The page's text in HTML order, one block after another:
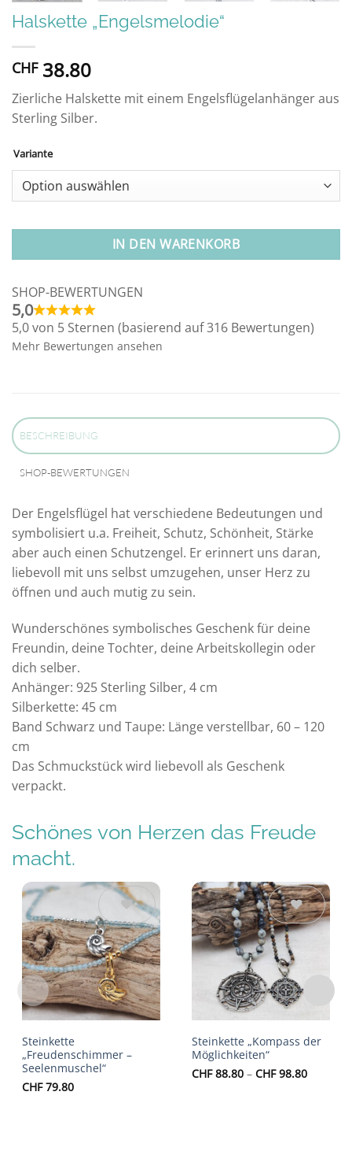
Halskette „Engelsmelodie“
CHF38.80
Zierliche Halskette mit einem Engelsflügelanhänger aus
Sterling Silber.
Variante
IN DEN WARENKORB
Alternative:
SHOP-BEWERTUNGEN
5,0
5,0 von 5 Sternen (basierend auf 316 Bewertungen)
Mehr Bewertungen ansehen
BESCHREIBUNG
SHOP-BEWERTUNGEN
Der Engelsflügel hat verschiedene Bedeutungen und
symbolisiert u.a. Freiheit, Schutz, Schönheit, Stärke
aber auch einen Schutzengel. Er erinnert uns daran,
liebevoll mit uns selbst umzugehen, unser Herz zu
öffnen und auch mutig zu sein.
Wunderschönes symbolisches Geschenk für deine
Freundin, deine Tochter, deine Arbeitskollegin oder
dich selber.
Anhänger: 925 Sterling Silber, 4 cm
Silberkette: 45 cm
Band Schwarz und Taupe: Länge verstellbar, 60 – 120
cm
Das Schmuckstück wird liebevoll als Geschenk
verpackt.
Schönes von Herzen das Freude
macht.
Auf die
Wunschliste
Steinkette
„Freudenschimmer –
Seelenmuschel“
CHF79.80
Auf die
Wunschliste
Steinkette „Kompass der
Möglichkeiten“
CHF88.80 – CHF98.80